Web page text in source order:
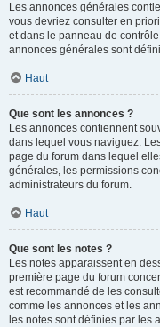
Les annonces générales
vous devriez consulter en
et dans le panneau de
annonces générales sont
Haut
Que sont les annonces ?
Les annonces contiennent
dans lequel vous naviguez.
page du forum dans lequel
générales, les permissions
administrateurs du forum.
Haut
Que sont les notes ?
Les notes apparaissent en
première page du forum
est recommandé de les
comme les annonces et les
les notes sont définies par les